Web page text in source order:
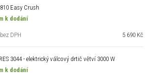
Easy Crush
k dodání
5 690 Kč
DPH
3044 - elektrický válcový drtič větví 3000 W
k dodání